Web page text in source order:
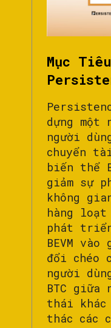
Mục
dựng một
người
chuyển
biến thể
giảm sự
không
hàng loạt
phát
BEVM
đổi chéo
người
BTC giữa
thái
thác các